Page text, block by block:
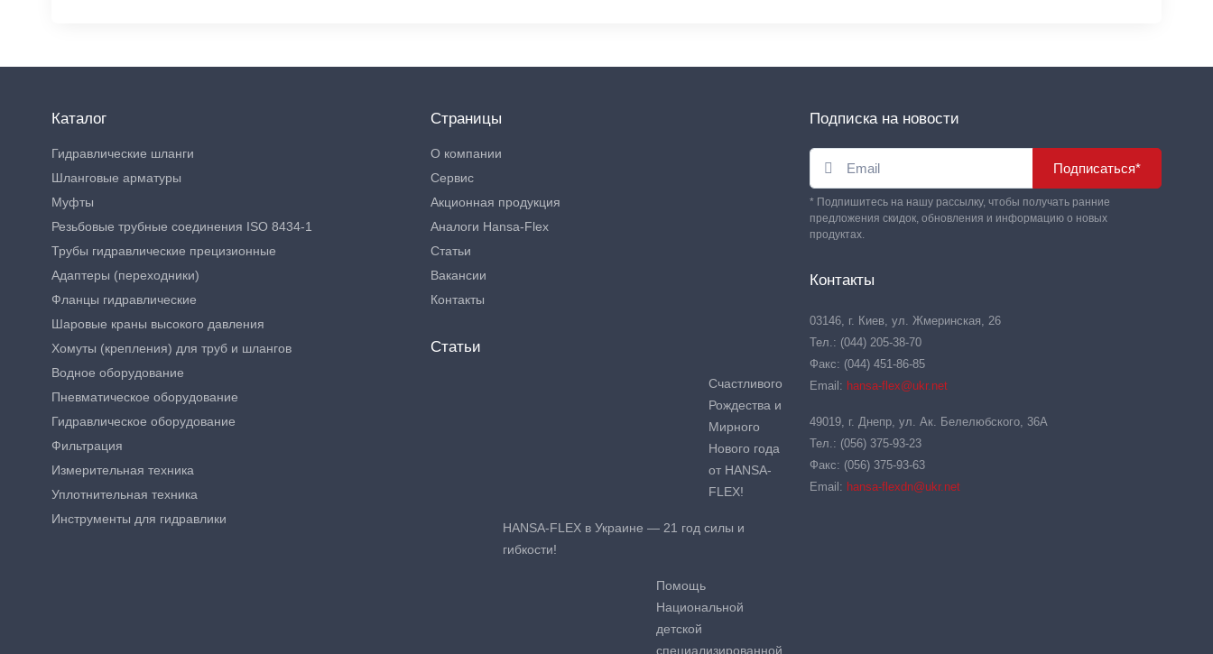
Каталог
Гидравлические шланги
Шланговые арматуры
Муфты
Резьбовые трубные соединения ISO 8434-1
Трубы гидравлические прецизионные
Адаптеры (переходники)
Фланцы гидравлические
Шаровые краны высокого давления
Хомуты (крепления) для труб и шлангов
Водное оборудование
Пневматическое оборудование
Гидравлическое оборудование
Фильтрация
Измерительная техника
Уплотнительная техника
Инструменты для гидравлики
Страницы
О компании
Сервис
Акционная продукция
Аналоги Hansa-Flex
Статьи
Вакансии
Контакты
Статьи
Счастливого
Рождества и
Мирного
Нового года
от HANSA-
FLEX!
HANSA-FLEX в Украине — 21 год силы и
гибкости!
Помощь
Национальной
детской
специализированной
Подписка на новости
Подписаться*
* Подпишитесь на нашу рассылку, чтобы получать ранние
предложения скидок, обновления и информацию о новых
продуктах.
Контакты
03146, г. Киев, ул. Жмеринская, 26
Тел.: (044) 205-38-70
Факс: (044) 451-86-85
Email: hansa-flex@ukr.net
49019, г. Днепр, ул. Ак. Белелюбского, 36А
Тел.: (056) 375-93-23
Факс: (056) 375-93-63
Email: hansa-flexdn@ukr.net